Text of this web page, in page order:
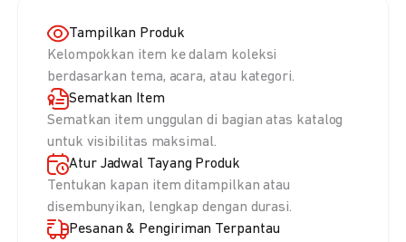
Tampilkan Produk
Kelompokkan item ke dalam koleksi
berdasarkan tema, acara, atau kategori.
Sematkan Item
Sematkan item unggulan di bagian atas katalog
untuk visibilitas maksimal.
Atur Jadwal Tayang Produk
Tentukan kapan item ditampilkan atau
disembunyikan, lengkap dengan durasi.
Pesanan & Pengiriman Terpantau